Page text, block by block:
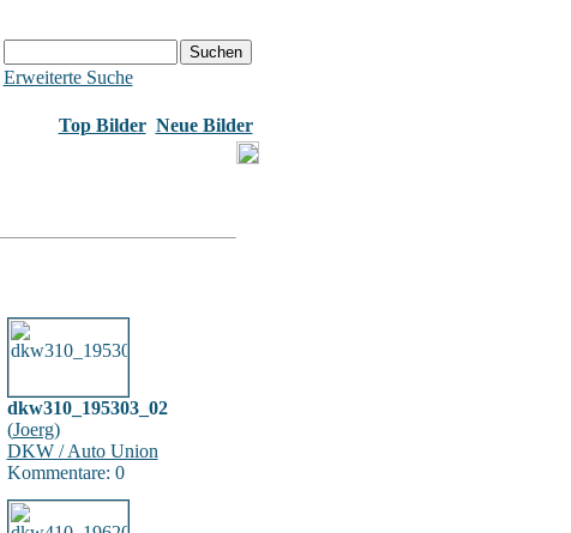
Erweiterte Suche
Top Bilder Neue Bilder
dkw310_195303_02
(Joerg)
DKW / Auto Union
Kommentare: 0